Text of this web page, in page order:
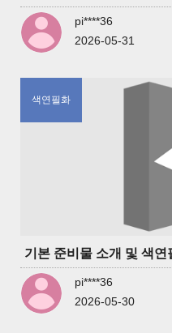
pi****36
2026-05-31
색연필화
기본 준비물 소개 및 색연
pi****36
2026-05-30